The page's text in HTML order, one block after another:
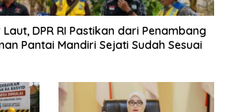
DPR RI Pastikan dari Penambang
Pantai Mandiri Sejati Sudah Sesuai